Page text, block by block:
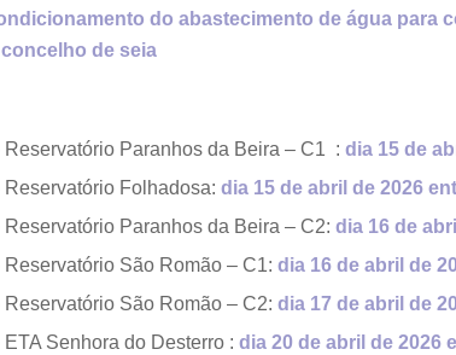
do abastecimento de água para
de seia
Reservatório Paranhos da Beira – C1 :dia 15 de
Reservatório Folhadosa:dia 15 de abril de 2026
Paranhos da Beira – C2:dia 16 de
Reservatório São Romão – C1:dia 16 de abril de
Reservatório São Romão – C2:dia 17 de abril de
Senhora do Desterro :dia 20 de abril de 2026